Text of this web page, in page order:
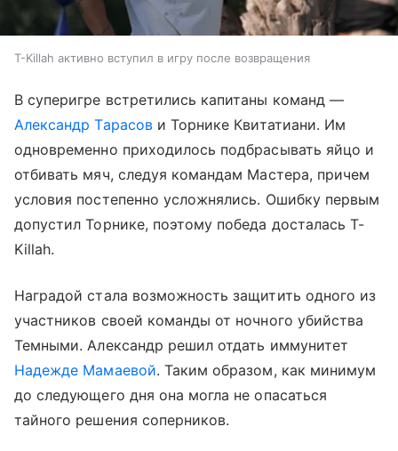
T-Killah активно вступил в игру после возвращения
В суперигре встретились капитаны команд —
Александр Тарасови Торнике Квитатиани. Им
одновременно приходилось подбрасывать яйцо и
отбивать мяч, следуя командам Мастера, причем
условия постепенно усложнялись. Ошибку первым
допустил Торнике, поэтому победа досталась T-
Killah.
Наградой стала возможность защитить одного из
участников своей команды от ночного убийства
Темными. Александр решил отдать иммунитет
Надежде Мамаевой. Таким образом, как минимум
до следующего дня она могла не опасаться
тайного решения соперников.